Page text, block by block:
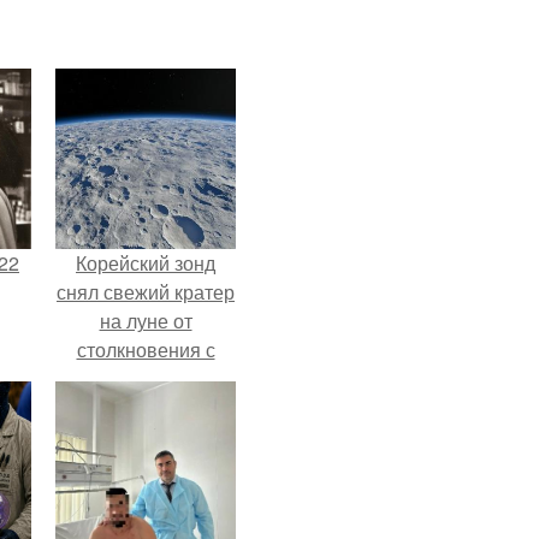
Корейский зонд
снял свежий кратер
на луне от
столкновения с
обломком Falcon 9.